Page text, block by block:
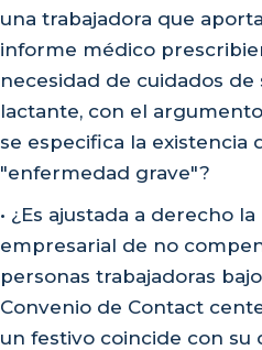
una trabajadora que
informe médico
necesidad de cuidados de
lactante, con el
se especifica la existencia
"enfermedad grave"?
• ¿Es ajustada a derecho
empresarial de no
personas trabajadoras
Convenio de Contact
un festivo coincide con su